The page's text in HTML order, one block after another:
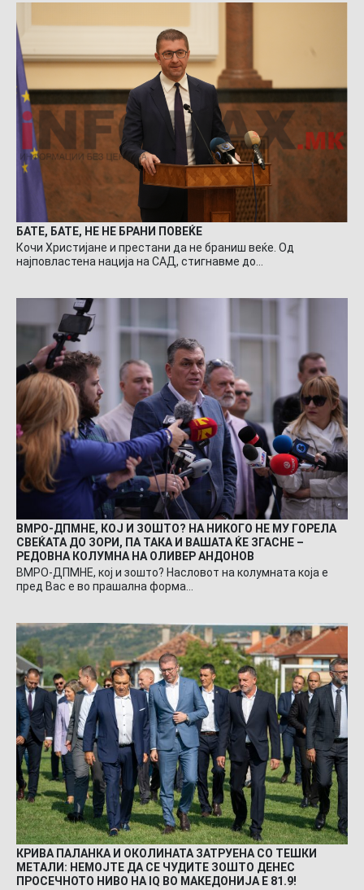
БАТЕ, БАТЕ, НЕ НЕ БРАНИ ПОВЕЌЕ
Кочи Христијане и престани да не браниш веќе. Од
најповластена нација на САД, стигнавме до…
ВМРО-ДПМНЕ, КОЈ И ЗОШТО? НА НИКОГО НЕ МУ ГОРЕЛА
СВЕЌАТА ДО ЗОРИ, ПА ТАКА И ВАШАТА ЌЕ ЗГАСНЕ –
РЕДОВНА КОЛУМНА НА ОЛИВЕР АНДОНОВ
ВМРО-ДПМНЕ, кој и зошто? Насловот на колумната која е
пред Вас е во прашална форма…
КРИВА ПАЛАНКА И ОКОЛИНАТА ЗАТРУЕНА СО ТЕШКИ
МЕТАЛИ: НЕМОЈТЕ ДА СЕ ЧУДИТЕ ЗОШТО ДЕНЕС
ПРОСЕЧНОТО НИВО НА IQ ВО МАКЕДОНИЈА Е 81.9!